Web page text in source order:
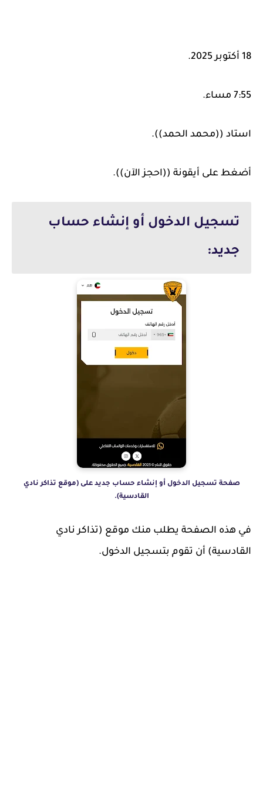
18 أكتوبر 2025.
7:55 مساء.
استاد ((محمد الحمد)).
أضغط على أيقونة ((احجز الآن)).
تسجيل الدخول أو إنشاء حساب
جديد:
صفحة تسجيل الدخول أو إنشاء حساب جديد على (موقع تذاكر نادي
القادسية).
في هذه الصفحة يطلب منك موقع (تذاكر نادي
القادسية) أن تقوم بتسجيل الدخول.